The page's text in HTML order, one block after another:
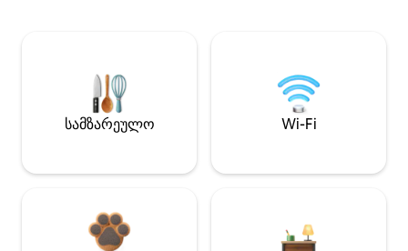
სამზარეულო Wi-Fi